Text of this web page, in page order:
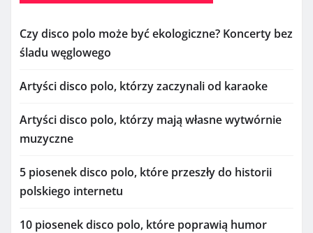
Czy disco polo może być ekologiczne? Koncerty bez
śladu węglowego
Artyści disco polo, którzy zaczynali od karaoke
Artyści disco polo, którzy mają własne wytwórnie
muzyczne
5 piosenek disco polo, które przeszły do historii
polskiego internetu
10 piosenek disco polo, które poprawią humor